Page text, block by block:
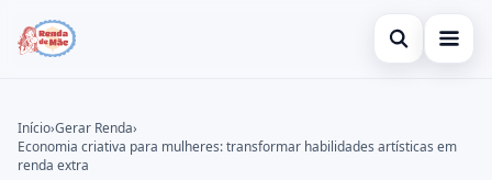
Abrir busca
Cartão de Crédito
Buscar no site
Início›Gerar Renda›
Economia criativa para mulheres: transformar habilidades artísticas em
renda extra